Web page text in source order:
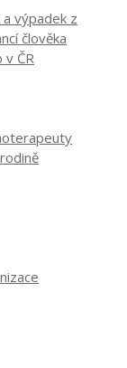
výpadek z
člověka
ČR